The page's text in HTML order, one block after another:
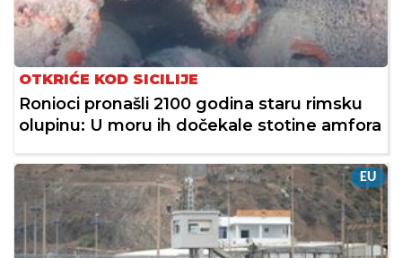
OTKRIĆE KOD SICILIJE
Ronioci pronašli 2100 godina staru rimsku
olupinu: U moru ih dočekale stotine amfora
EU